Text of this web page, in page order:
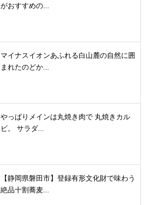
がおすすめの...
マイナスイオンあふれる白山麓の自然に囲
まれたのどか...
やっぱりメインは丸焼き肉で 丸焼きカル
ビ。 サラダ...
【静岡県磐田市】登録有形文化財で味わう
絶品十割蕎麦...